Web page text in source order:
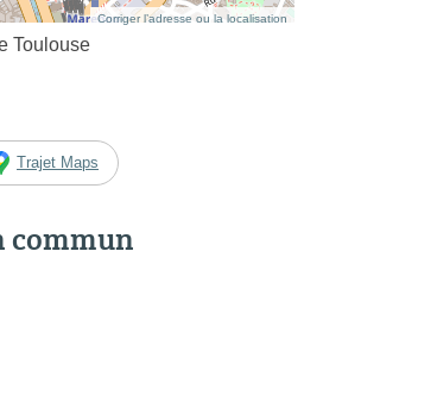
Corriger l’adresse ou la localisation
Toulouse
Trajet Maps
commun